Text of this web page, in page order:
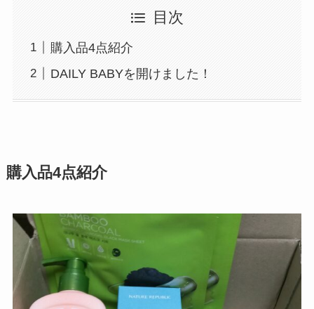
目次
購入品4点紹介
DAILY BABYを開けました！
購入品4点紹介